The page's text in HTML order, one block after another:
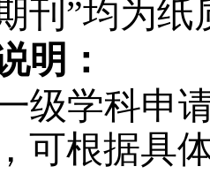
刊”均为纸
明：
级学科申
可根据具